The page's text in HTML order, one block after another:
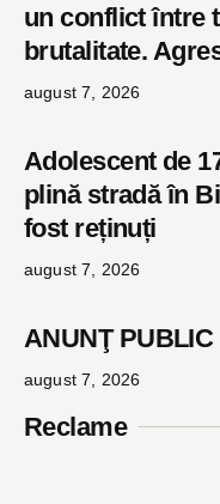
un conflict între
brutalitate.
august 7, 2026
Adolescent de
plină stradă în
fost reținuți
august 7, 2026
ANUNŢ
august 7, 2026
Reclame